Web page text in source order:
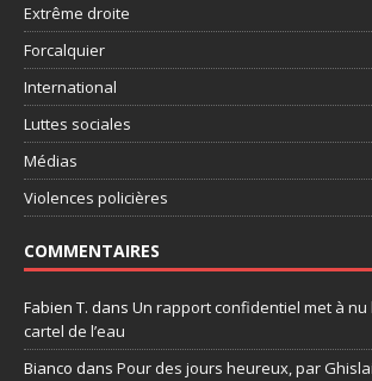
Extrême droite
Forcalquier
International
Luttes sociales
Médias
Violences policières
COMMENTAIRES
Fabien T. dans Un rapport confidentiel met à nu
cartel de l’eau
Bianco dans Pour des jours heureux, par